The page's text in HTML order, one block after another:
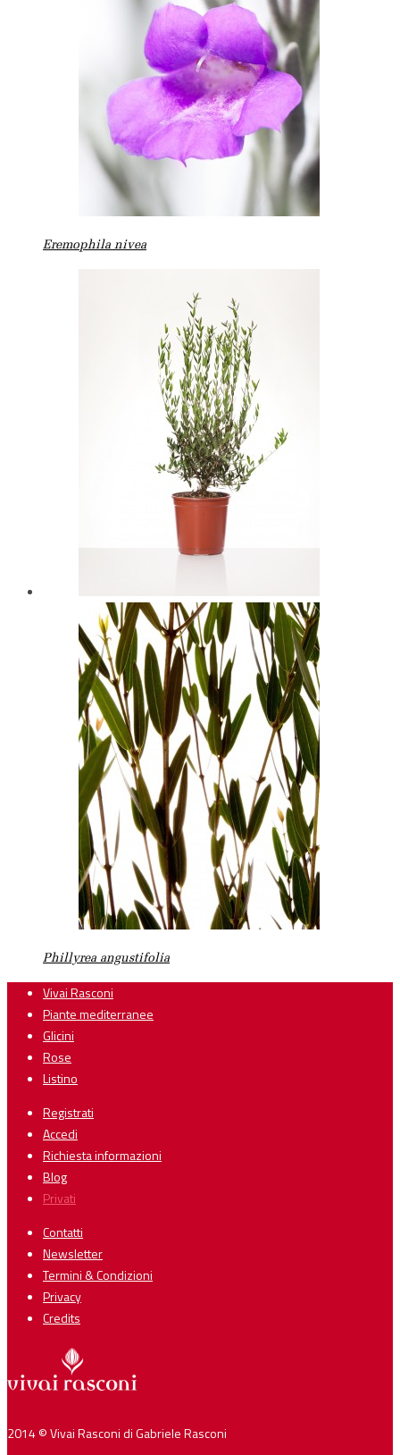
Eremophila nivea
Phillyrea angustifolia
Vivai Rasconi
Piante mediterranee
Glicini
Rose
Listino
Registrati
Accedi
Richiesta informazioni
Blog
Privati
Contatti
Newsletter
Termini & Condizioni
Privacy
Credits
2014 © Vivai Rasconi di Gabriele Rasconi